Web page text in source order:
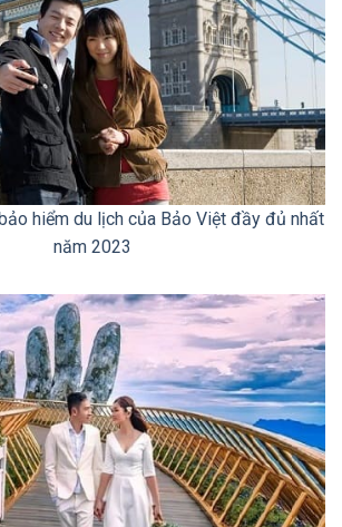
hiểm du lịch của Bảo Việt đầy đủ nhất
năm 2023